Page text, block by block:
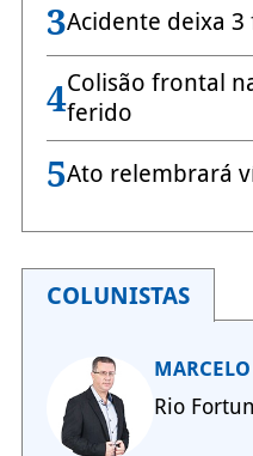
3Acidente deixa 3
4Colisão frontal
ferido
5Ato relembrará
COLUNISTAS
Rio